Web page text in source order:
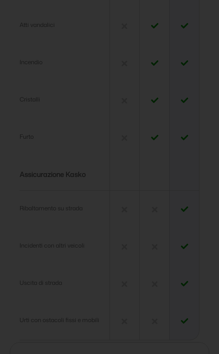
Atti vandalici
Incendio
Cristalli
Furto
Assicurazione Kasko
Ribaltamento su strada
Incidenti con altri veicoli
Uscita di strada
Urti con ostacoli fissi e mobili